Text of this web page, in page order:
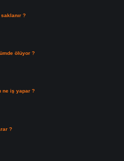
?
ölüyor ?
ne iş yapar ?
?